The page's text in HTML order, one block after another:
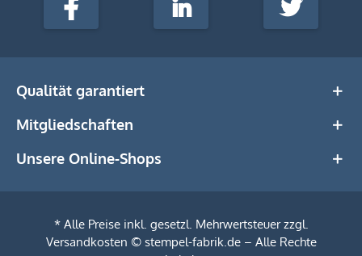
Media
Facebook LinkedIn Twitter
Qualität garantiert
Mitgliedschaften
Unsere Online-Shops
* Alle Preise inkl. gesetzl. Mehrwertsteuer zzgl.
Versandkosten © stempel-fabrik.de – Alle Rechte